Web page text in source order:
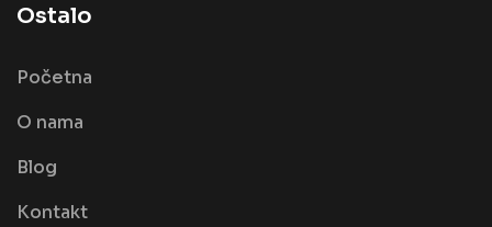
Ostalo
Početna
O nama
Blog
Kontakt